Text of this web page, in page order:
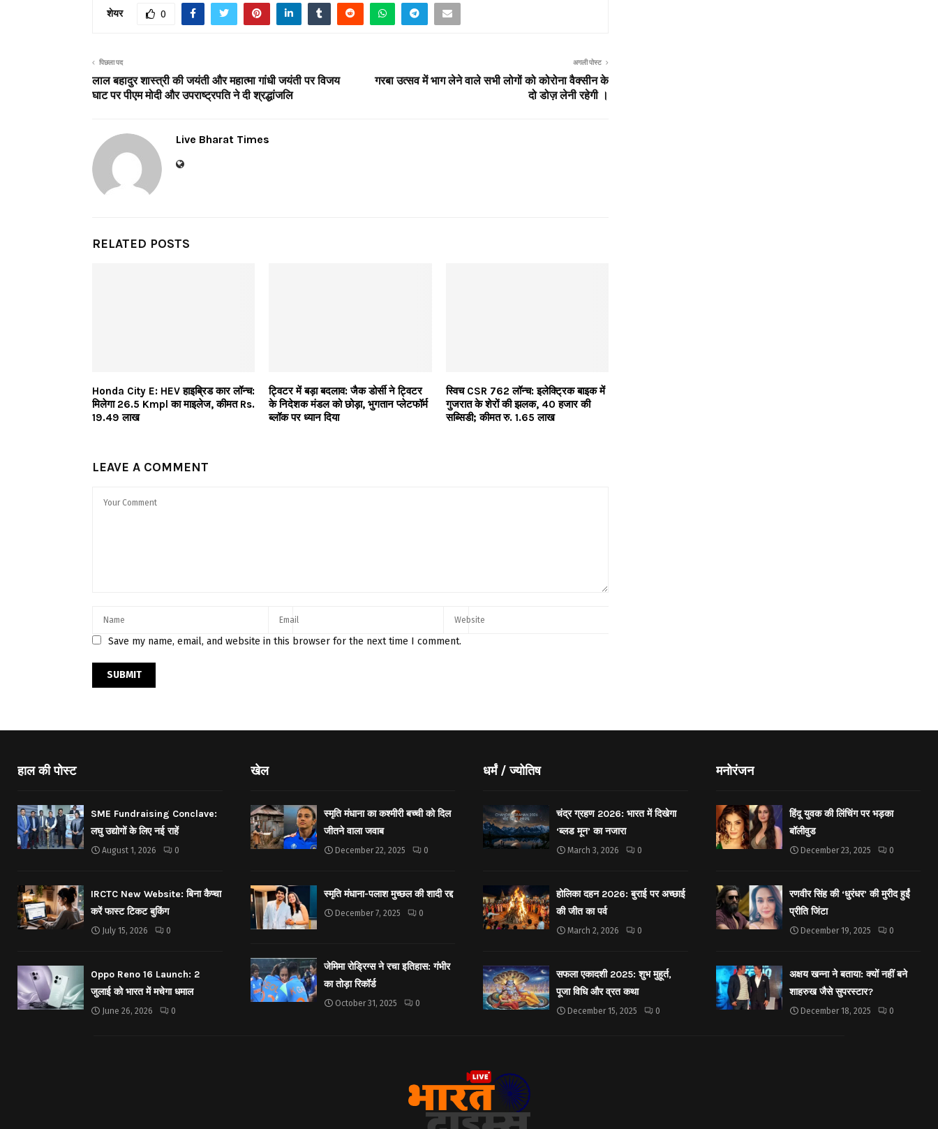
शेयर 0
पिछला पद
लाल बहादुर शास्त्री की जयंती और महात्मा गांधी जयंती पर विजय
घाट पर पीएम मोदी और उपराष्ट्रपति ने दी श्रद्धांजलि
अगली पोस्ट
गरबा उत्सव में भाग लेने वाले सभी लोगों को कोरोना वैक्सीन के
दो डोज़ लेनी रहेगी ।
Live Bharat Times
RELATED POSTS
Honda City E: HEV हाइब्रिड कार लॉन्च:
मिलेगा 26.5 Kmpl का माइलेज, कीमत Rs.
19.49 लाख
ट्विटर में बड़ा बदलाव: जैक डोर्सी ने ट्विटर
के निदेशक मंडल को छोड़ा, भुगतान प्लेटफॉर्म
ब्लॉक पर ध्यान दिया
स्विच CSR 762 लॉन्च: इलेक्ट्रिक बाइक में
गुजरात के शेरों की झलक, 40 हजार की
सब्सिडी; कीमत रु. 1.65 लाख
LEAVE A COMMENT
Save my name, email, and website in this browser for the next time I comment.
हाल की पोस्ट
SME Fundraising Conclave:
लघु उद्योगों के लिए नई राहें
August 1, 2026 0
IRCTC New Website: बिना कैप्चा
करें फास्ट टिकट बुकिंग
July 15, 2026 0
Oppo Reno 16 Launch: 2
जुलाई को भारत में मचेगा धमाल
June 26, 2026 0
खेल
स्मृति मंधाना का कश्मीरी बच्ची को दिल
जीतने वाला जवाब
December 22, 2025 0
स्मृति मंधाना-पलाश मुच्छल की शादी रद्द
December 7, 2025 0
जेमिमा रोड्रिग्स ने रचा इतिहास: गंभीर
का तोड़ा रिकॉर्ड
October 31, 2025 0
धर्मं / ज्योतिष
चंद्र ग्रहण 2026: भारत में दिखेगा
‘ब्लड मून’ का नजारा
March 3, 2026 0
होलिका दहन 2026: बुराई पर अच्छाई
की जीत का पर्व
March 2, 2026 0
सफला एकादशी 2025: शुभ मुहूर्त,
पूजा विधि और व्रत कथा
December 15, 2025 0
मनोरंजन
हिंदू युवक की लिंचिंग पर भड़का
बॉलीवुड
December 23, 2025 0
रणवीर सिंह की ‘धुरंधर’ की मुरीद हुईं
प्रीति जिंटा
December 19, 2025 0
अक्षय खन्ना ने बताया: क्यों नहीं बने
शाहरुख जैसे सुपरस्टार?
December 18, 2025 0